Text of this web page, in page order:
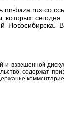
baza.ru» со
Новосибирска. В
и взвешенной
содержат